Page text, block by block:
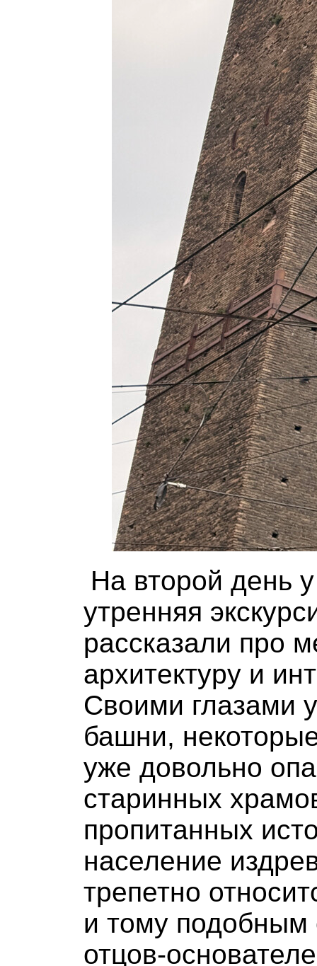
На второй день
утренняя
рассказали про
архитектуру и
Своими глазами
башни,
уже довольно
старинных
пропитанных
население
трепетно
и тому
отцов-